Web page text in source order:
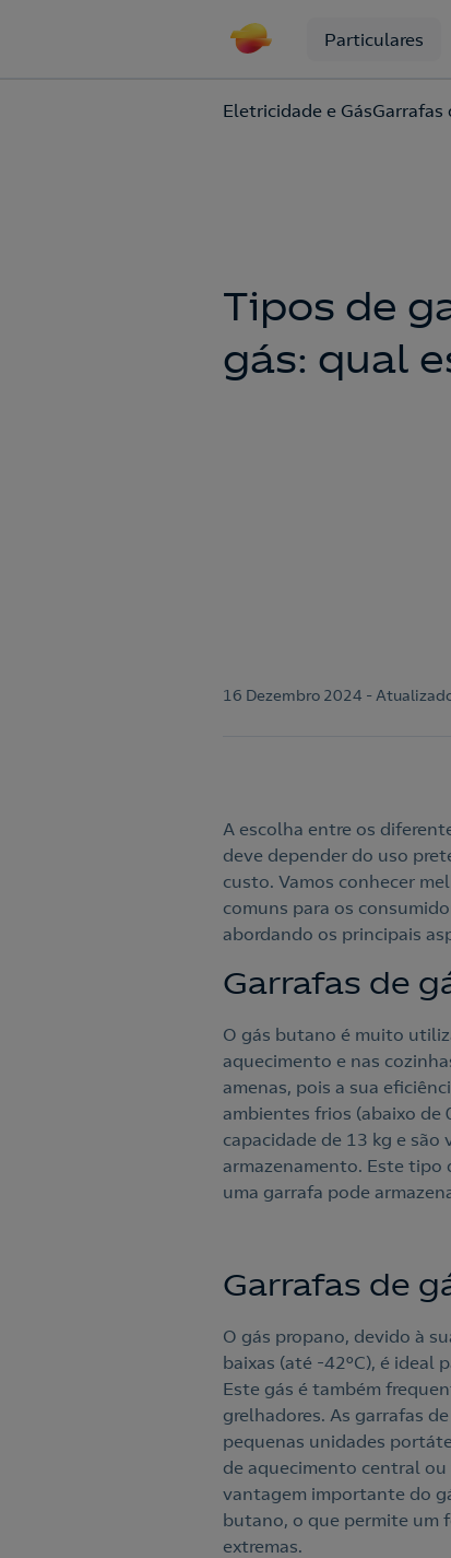
Particulares
Eletricidade e GásGarrafas
Tipos de
gás: qual
16 Dezembro 2024 -
A escolha entre os
deve depender do uso
custo. Vamos conhecer
comuns para os
abordando os principais
Garrafas de
O gás butano é muito
aquecimento e nas
amenas, pois a sua
ambientes frios (abaixo de
capacidade de 13 kg e
armazenamento. Este tipo
uma garrafa pode
Garrafas de
O gás propano, devido à
baixas (até -42°C), é ideal
Este gás é também
grelhadores. As garrafas
pequenas unidades
de aquecimento central
vantagem importante do
butano, o que permite um
extremas.